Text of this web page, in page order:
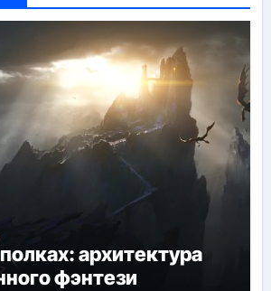
архитектура
фэнтези